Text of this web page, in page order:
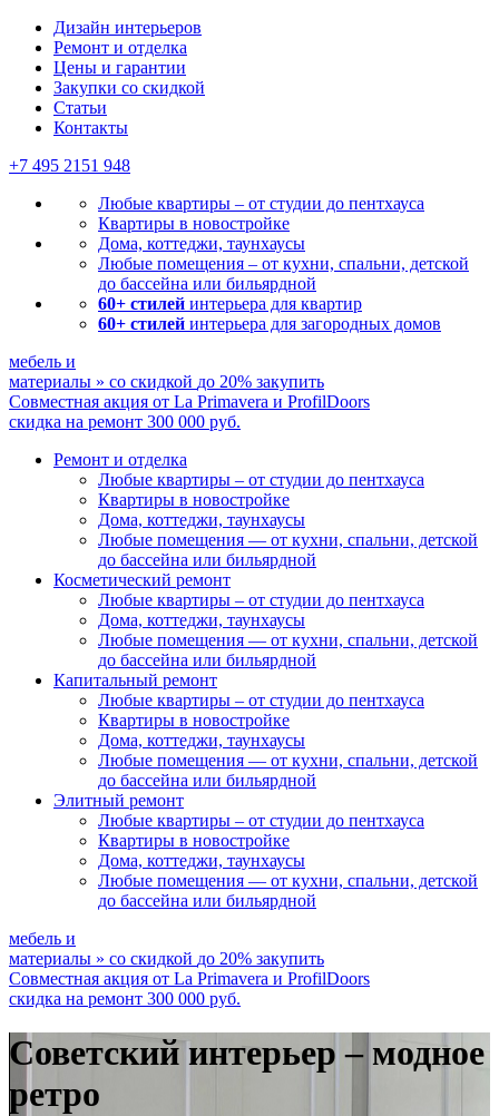
Дизайн интерьеров
Ремонт и отделка
Цены и гарантии
Закупки со скидкой
Статьи
Контакты
+7 495 2151 948
Любые квартиры – от студии до пентхауса
Квартиры в новостройке
Дома, коттеджи, таунхаусы
Любые помещения – от кухни, спальни, детской
до бассейна или бильярдной
60+ стилей интерьера для квартир
60+ стилей интерьера для загородных домов
мебель и
материалы » со скидкой до 20% закупить
Совместная акция от La Primavera и ProfilDoors
скидка на ремонт 300 000 руб.
Ремонт и отделка
Любые квартиры – от студии до пентхауса
Квартиры в новостройке
Дома, коттеджи, таунхаусы
Любые помещения — от кухни, спальни, детской
до бассейна или бильярдной
Косметический ремонт
Любые квартиры – от студии до пентхауса
Дома, коттеджи, таунхаусы
Любые помещения — от кухни, спальни, детской
до бассейна или бильярдной
Капитальный ремонт
Любые квартиры – от студии до пентхауса
Квартиры в новостройке
Дома, коттеджи, таунхаусы
Любые помещения — от кухни, спальни, детской
до бассейна или бильярдной
Элитный ремонт
Любые квартиры – от студии до пентхауса
Квартиры в новостройке
Дома, коттеджи, таунхаусы
Любые помещения — от кухни, спальни, детской
до бассейна или бильярдной
мебель и
материалы » со скидкой до 20% закупить
Совместная акция от La Primavera и ProfilDoors
скидка на ремонт 300 000 руб.
Советский интерьер – модное
ретро